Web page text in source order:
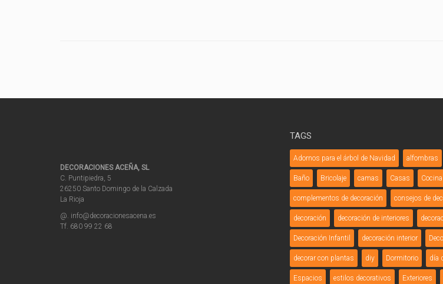
DECORACIONES ACEÑA, SL
C. Puntipiedra, 5
26250 Santo Domingo de la Calzada
La Rioja
@. info@decoracionesacena.es
Tf. 680 99 22 68
TAGS
Adornos para el árbol de Navidad alfombras
Baño Bricolaje camas Casas Cocina
complementos de decoración consejos de
decoración decoración de interiores
Decoración Infantil decoración interior
decorar con plantas diy Dormitorio día
Espacios estilos decorativos Exteriores